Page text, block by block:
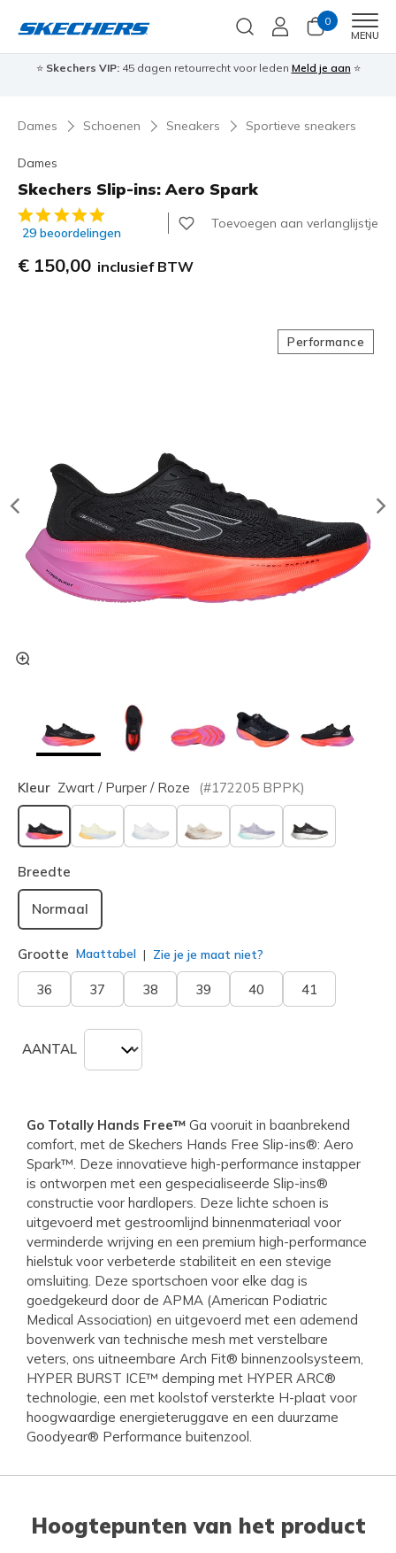
0
MENU
⭐ Skechers VIP:45 dagen retourrecht voor leden Meld je aan ⭐
Dames Schoenen Sneakers Sportieve sneakers
Dames
Skechers Slip-ins: Aero Spark
5 van de 5 klantbeoordelingen
29 beoordelingen
Toevoegen aan verlanglijstje
€ 150,00 inclusief BTW
Performance
Kleur Zwart / Purper / Roze (#172205 BPPK)
geselecteerd
Breedte
Normaal
Grootte Maattabel Zie je je maat niet?
36 37 38 39 40 41
AANTAL
Go Totally Hands Free™ Ga vooruit in baanbrekend
comfort, met de Skechers Hands Free Slip-ins®: Aero
Spark™. Deze innovatieve high-performance instapper
is ontworpen met een gespecialiseerde Slip-ins®
constructie voor hardlopers. Deze lichte schoen is
uitgevoerd met gestroomlijnd binnenmateriaal voor
verminderde wrijving en een premium high-performance
hielstuk voor verbeterde stabiliteit en een stevige
omsluiting. Deze sportschoen voor elke dag is
goedgekeurd door de APMA (American Podiatric
Medical Association) en uitgevoerd met een ademend
bovenwerk van technische mesh met verstelbare
veters, ons uitneembare Arch Fit® binnenzoolsysteem,
HYPER BURST ICE™ demping met HYPER ARC®
technologie, een met koolstof versterkte H-plaat voor
hoogwaardige energieteruggave en een duurzame
Goodyear® Performance buitenzool.
Hoogtepunten van het product